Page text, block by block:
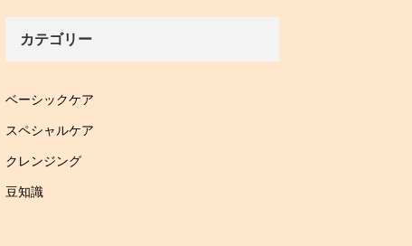
カテゴリー
ベーシックケア
スペシャルケア
クレンジング
豆知識